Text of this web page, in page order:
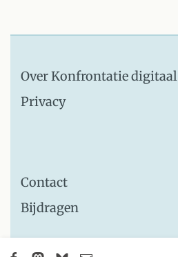
Over Konfrontatie digitaal
Privacy
Contact
Bijdragen